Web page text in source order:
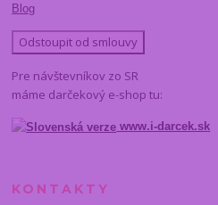
Blog
Odstoupit od smlouvy
Pre návštevníkov zo SR
máme darčekový e-shop tu:
www.i-darcek.sk
KONTAKTY